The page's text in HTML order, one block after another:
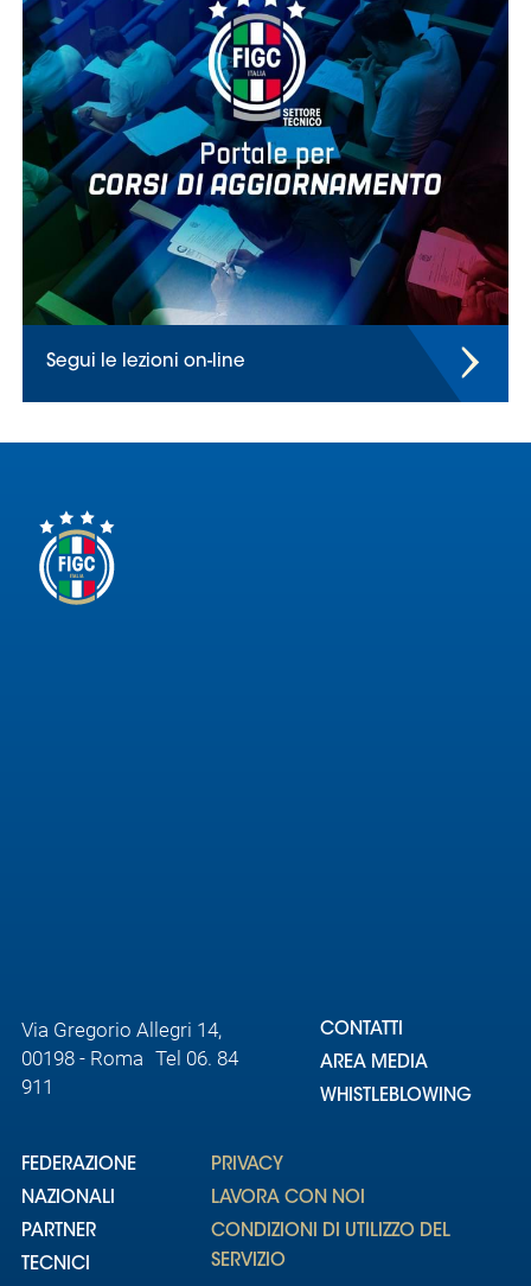
Via Gregorio Allegri 14,
00198 - Roma Tel 06. 84
911
CONTATTI
AREA MEDIA
WHISTLEBLOWING
FEDERAZIONE
NAZIONALI
PARTNER
TECNICI
PRIVACY
LAVORA CON NOI
CONDIZIONI DI UTILIZZO DEL
SERVIZIO